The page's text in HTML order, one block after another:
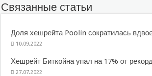
Связанные статьи
Доля хешрейта Poolin сократилась
10.09.2022
Хешрейт Биткойна упал на 17% от
27.07.2022